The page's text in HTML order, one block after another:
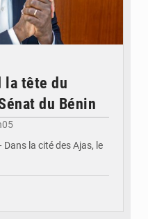
la tête du
du Bénin
la cité des Ajas, le